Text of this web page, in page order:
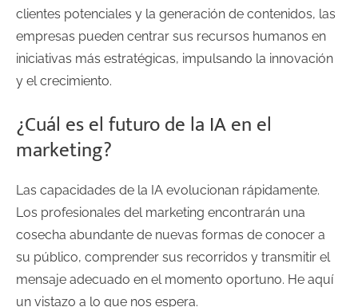
clientes potenciales y la generación de contenidos, las
empresas pueden centrar sus recursos humanos en
iniciativas más estratégicas, impulsando la innovación
y el crecimiento.
¿Cuál es el futuro de la IA en el
marketing?
Las capacidades de la IA evolucionan rápidamente.
Los profesionales del marketing encontrarán una
cosecha abundante de nuevas formas de conocer a
su público, comprender sus recorridos y transmitir el
mensaje adecuado en el momento oportuno. He aquí
un vistazo a lo que nos espera.